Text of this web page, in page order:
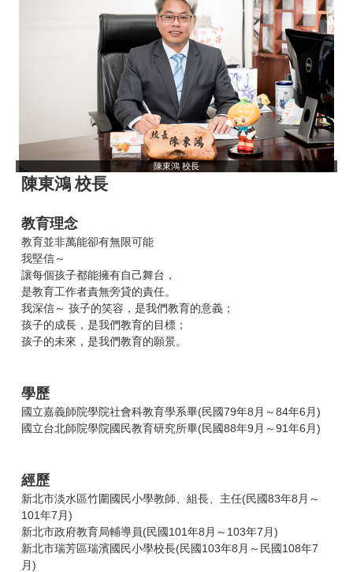
70週年校慶系列活動專區
各處室申請表件下載
校外人士協助教學專區
陳東鴻 校長
陳東鴻 校長
教育理念
教育並非萬能卻有無限可能
我堅信～
讓每個孩子都能擁有自己舞台，
是教育工作者責無旁貸的責任。
我深信～ 孩子的笑容，是我們教育的意義；
孩子的成長，是我們教育的目標；
孩子的未來，是我們教育的願景。
學歷
國立嘉義師院學院社會科教育學系畢(民國79年8月～84年6月)
國立台北師院學院國民教育研究所畢(民國88年9月～91年6月)
經歷
新北市淡水區竹圍國民小學教師、組長、主任(民國83年8月～
101年7月)
新北市政府教育局輔導員(民國101年8月～103年7月)
新北市瑞芳區瑞濱國民小學校長(民國103年8月～民國108年7
月)